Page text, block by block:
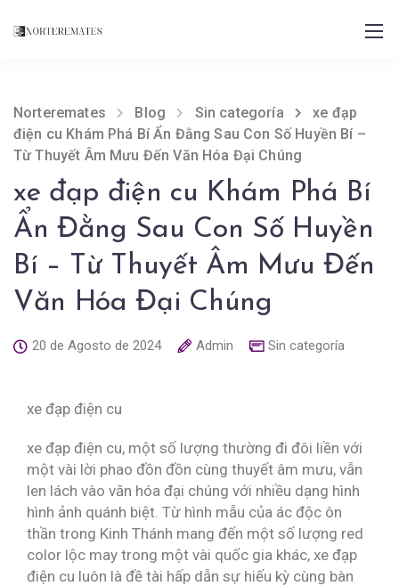
Norteremates Blog Sin categoría
xe đạp
điện cu Khám Phá Bí Ẩn Đằng Sau Con Số Huyền Bí –
Từ Thuyết Âm Mưu Đến Văn Hóa Đại Chúng
xe đạp điện cu Khám Phá Bí
Ẩn Đằng Sau Con Số Huyền
Bí – Từ Thuyết Âm Mưu Đến
Văn Hóa Đại Chúng
20 de Agosto de 2024 Admin Sin categoría
xe đạp điện cu
xe đạp điện cu, một số lượng thường đi đôi liền với
một vài lời phao đồn đồn cùng thuyết âm mưu, vẫn
len lách vào văn hóa đại chúng với nhiều dạng hình
hình ảnh quánh biệt. Từ hình mẫu của ác độc ôn
thần trong Kinh Thánh mang đến một số lượng red
color lộc may trong một vài quốc gia khác, xe đạp
điện cu luôn là đề tài hấp dẫn sự hiếu kỳ cùng bàn